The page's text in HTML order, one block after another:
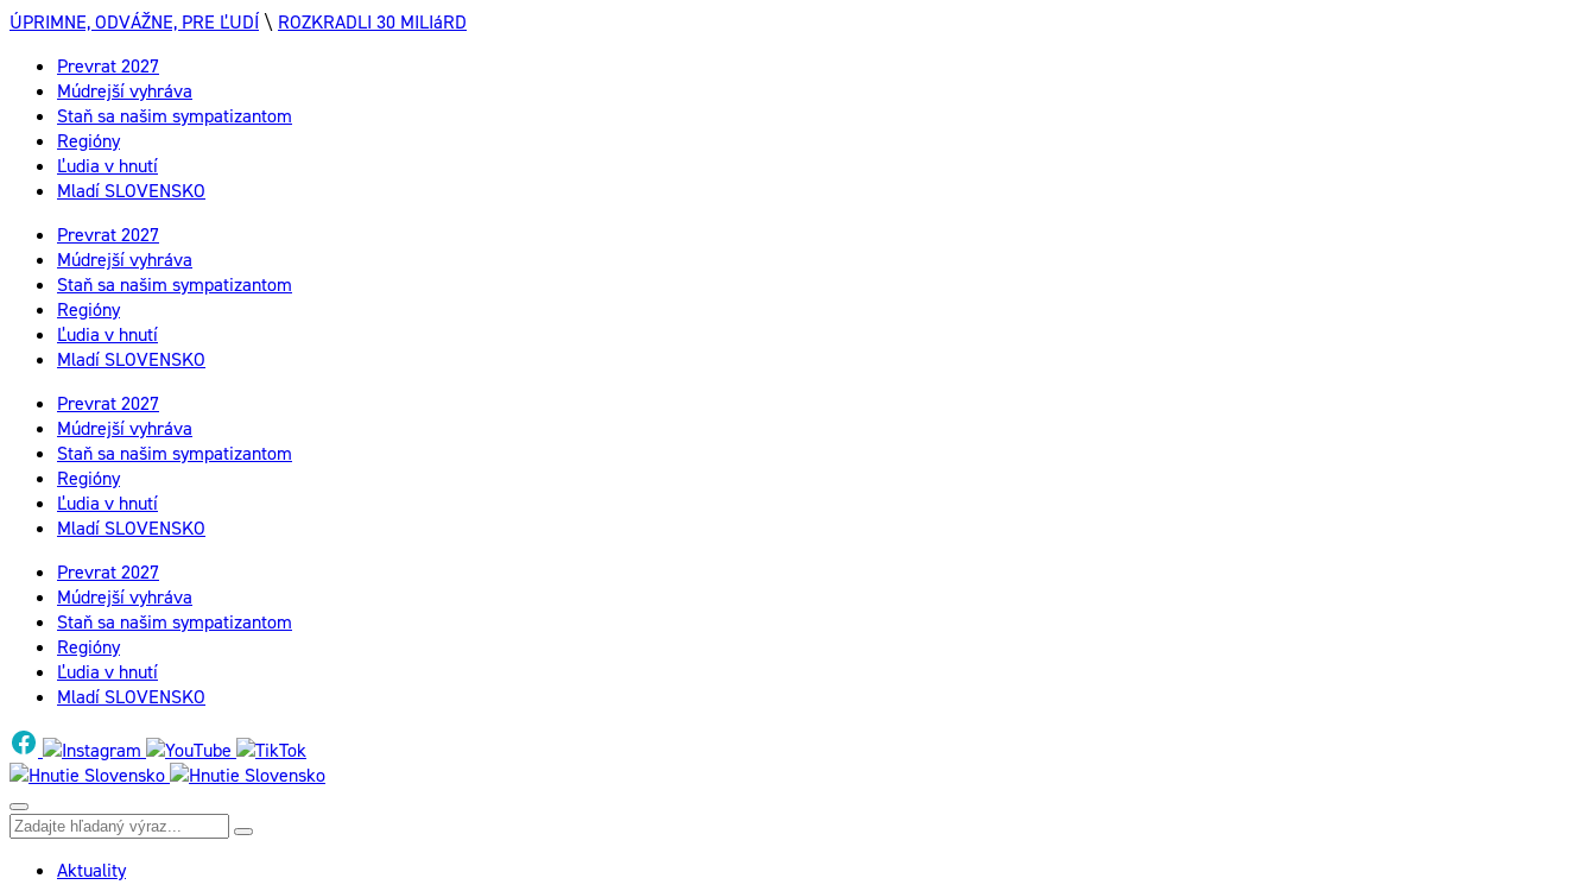
ÚPRIMNE, ODVÁŽNE, PRE ĽUDÍ \ ROZKRADLI 30 MILIáRD
Prevrat 2027
Múdrejší vyhráva
Staň sa našim sympatizantom
Regióny
Ľudia v hnutí
Mladí SLOVENSKO
Prevrat 2027
Múdrejší vyhráva
Staň sa našim sympatizantom
Regióny
Ľudia v hnutí
Mladí SLOVENSKO
Prevrat 2027
Múdrejší vyhráva
Staň sa našim sympatizantom
Regióny
Ľudia v hnutí
Mladí SLOVENSKO
Prevrat 2027
Múdrejší vyhráva
Staň sa našim sympatizantom
Regióny
Ľudia v hnutí
Mladí SLOVENSKO
Aktuality